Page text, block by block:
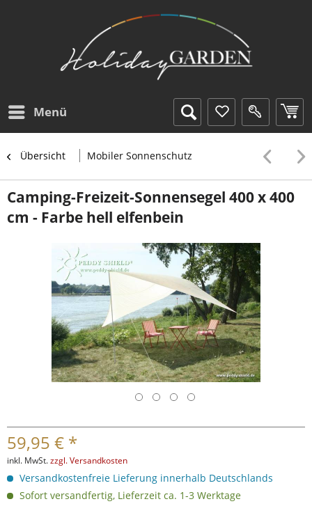
Menü
Übersicht Mobiler Sonnenschutz
Camping-Freizeit-Sonnensegel 400 x 400
cm - Farbe hell elfenbein
59,95 € *
inkl. MwSt.zzgl. Versandkosten
Versandkostenfreie Lieferung innerhalb Deutschlands
Sofort versandfertig, Lieferzeit ca. 1-3 Werktage